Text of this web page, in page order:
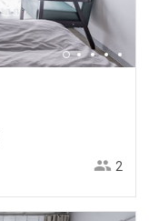
2